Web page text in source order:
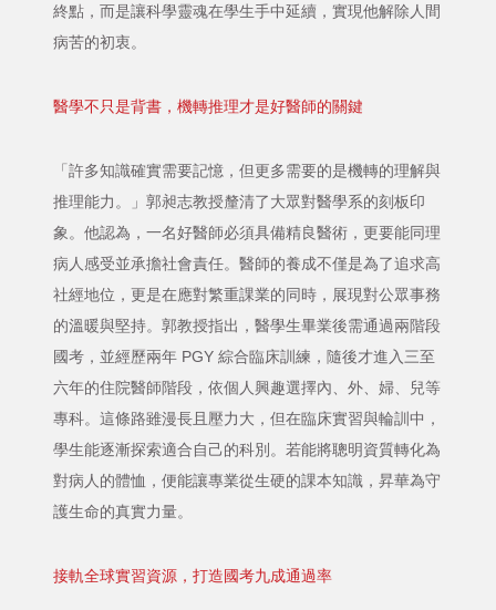
終點，而是讓科學靈魂在學生手中延續，實現他解除人間
病苦的初衷。
醫學不只是背書，機轉推理才是好醫師的關鍵
「許多知識確實需要記憶，但更多需要的是機轉的理解與
推理能力。」郭昶志教授釐清了大眾對醫學系的刻板印
象。他認為，一名好醫師必須具備精良醫術，更要能同理
病人感受並承擔社會責任。醫師的養成不僅是為了追求高
社經地位，更是在應對繁重課業的同時，展現對公眾事務
的溫暖與堅持。郭教授指出，醫學生畢業後需通過兩階段
國考，並經歷兩年 PGY 綜合臨床訓練，隨後才進入三至
六年的住院醫師階段，依個人興趣選擇內、外、婦、兒等
專科。這條路雖漫長且壓力大，但在臨床實習與輪訓中，
學生能逐漸探索適合自己的科別。若能將聰明資質轉化為
對病人的體恤，便能讓專業從生硬的課本知識，昇華為守
護生命的真實力量。
接軌全球實習資源，打造國考九成通過率